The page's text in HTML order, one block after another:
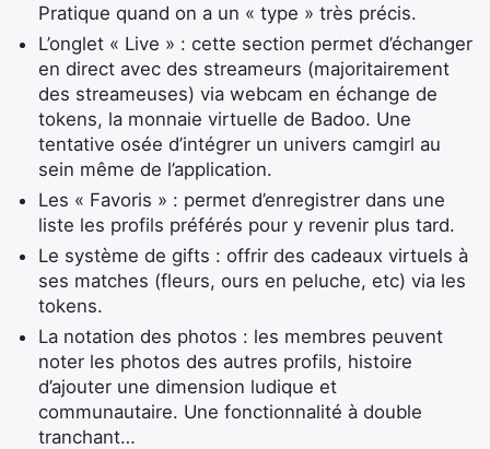
Pratique quand on a un « type » très précis.
L’onglet « Live » : cette section permet d’échanger
en direct avec des streameurs (majoritairement
des streameuses) via webcam en échange de
tokens, la monnaie virtuelle de Badoo. Une
tentative osée d’intégrer un univers camgirl au
sein même de l’application.
Les « Favoris » : permet d’enregistrer dans une
liste les profils préférés pour y revenir plus tard.
Le système de gifts : offrir des cadeaux virtuels à
ses matches (fleurs, ours en peluche, etc) via les
tokens.
La notation des photos : les membres peuvent
noter les photos des autres profils, histoire
d’ajouter une dimension ludique et
communautaire. Une fonctionnalité à double
tranchant…